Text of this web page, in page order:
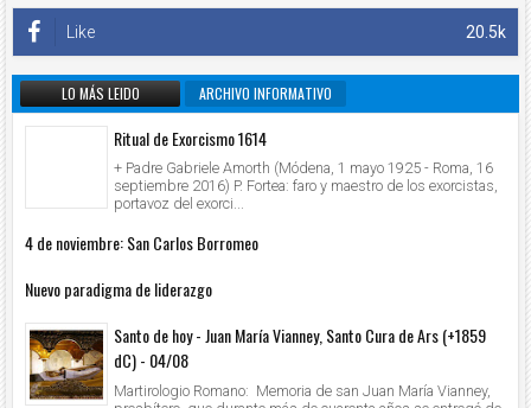
20.5k
Like
LO MÁS LEIDO ARCHIVO INFORMATIVO
Ritual de Exorcismo 1614
+ Padre Gabriele Amorth (Módena, 1 mayo 1925 - Roma, 16
septiembre 2016) P. Fortea: faro y maestro de los exorcistas,
portavoz del exorci...
4 de noviembre: San Carlos Borromeo
Nuevo paradigma de liderazgo
Santo de hoy - Juan María Vianney, Santo Cura de Ars (+1859
dC) - 04/08
Martirologio Romano: Memoria de san Juan María Vianney,